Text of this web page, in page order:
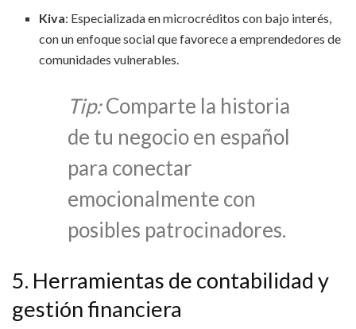
Kiva: Especializada en microcréditos con bajo interés,
con un enfoque social que favorece a emprendedores de
comunidades vulnerables.
Tip:Comparte la historia
de tu negocio en español
para conectar
emocionalmente con
posibles patrocinadores.
5. Herramientas de contabilidad y
gestión financiera